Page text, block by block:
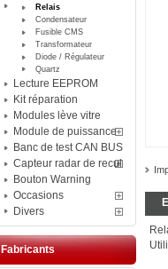
Relais
Condensateur
Fusible CMS
Transformateur
Diode / Régulateur
Quartz
Lecture EEPROM
Kit réparation
Modules lève vitre
Module de puissance
Banc de test CAN BUS
Capteur radar de recul
Bouton Warning
Occasions
Divers
Fabricants